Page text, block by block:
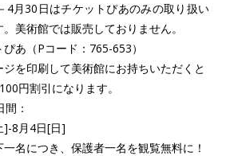
4月30日はチケットぴあのみの取り扱い
美術館では販売しておりません。
ぴあ（Pコード：765-653）
ジを印刷して美術館にお持ちいただくと
円割引になります。
：
]-8月4日[日]
名につき、保護者一名を観覧無料に！